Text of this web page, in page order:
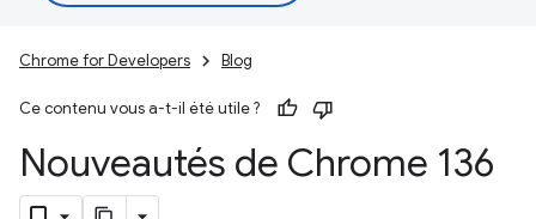
Chrome for Developers Blog
Ce contenu vous a-t-il été utile ?
Nouveautés de Chrome 136